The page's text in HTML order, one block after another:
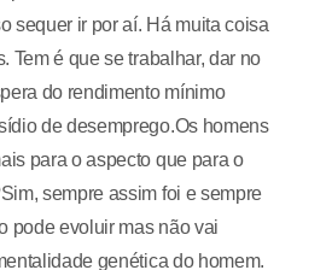
sequer ir por aí. Há muita coisa
Tem é que se trabalhar, dar no
do rendimento mínimo
de desemprego.Os homens
para o aspecto que para o
sempre assim foi e sempre
pode evoluir mas não vai
genética do homem.